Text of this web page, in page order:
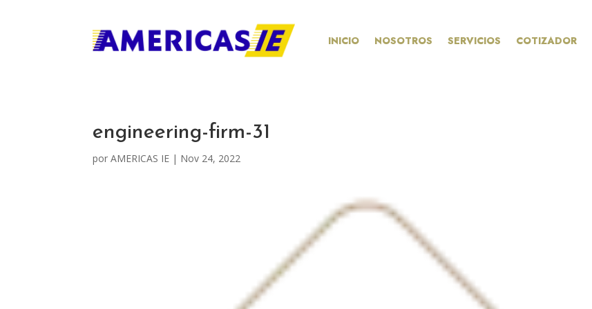
INICIO NOSOTROS SERVICIOS COTIZADOR
engineering-firm-31
porAMERICAS IE | Nov 24, 2022